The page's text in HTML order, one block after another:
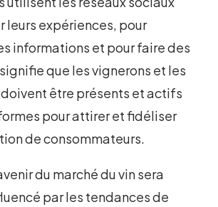
leurs expériences, pour
informations et pour faire des
que les vignerons et les
être présents et actifs
pour attirer et fidéliser
de consommateurs.
du marché du vin sera
par les tendances de